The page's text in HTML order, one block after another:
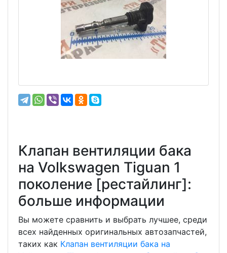
Клапан вентиляции бака
на Volkswagen Tiguan 1
поколение [рестайлинг]:
больше информации
Вы можете сравнить и выбрать лучшее, среди
всех найденных оригинальных автозапчастей,
таких как Клапан вентиляции бака на